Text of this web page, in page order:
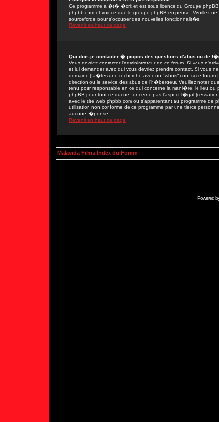
Ce programme a �t� �crit et est sous licence du Groupe
phpbb.com et voir ce que le groupe phpBB en pense. Veuillez
sourceforge pour s'occuper des nouvelles fonctionnalit�s.
Revenir en haut de page
Qui dois-je contacter � propos des questions d'abus ou de
Vous devriez contacter l'administrateur de ce forum. Si vous
et lui demander avec qui vous devriez prendre contact. Si vous
domaine (fa�tes une recherche avec un "whois") ou, si ce
direction ou le service des abus de l'h�bergeur. Veuillez noter
tenu pour responsable en ce qui concerne la mani�re, le lieu
phpBB pour tout ce qui ne concerne pas l'aspect l�gal
avec le site web phpbb.com ou s'apparentant au programme de
utilisation non conforme de ce programme par une tierce
aucune r�ponse.
Revenir en haut de page
Malavida Films Index du Forum
Powered